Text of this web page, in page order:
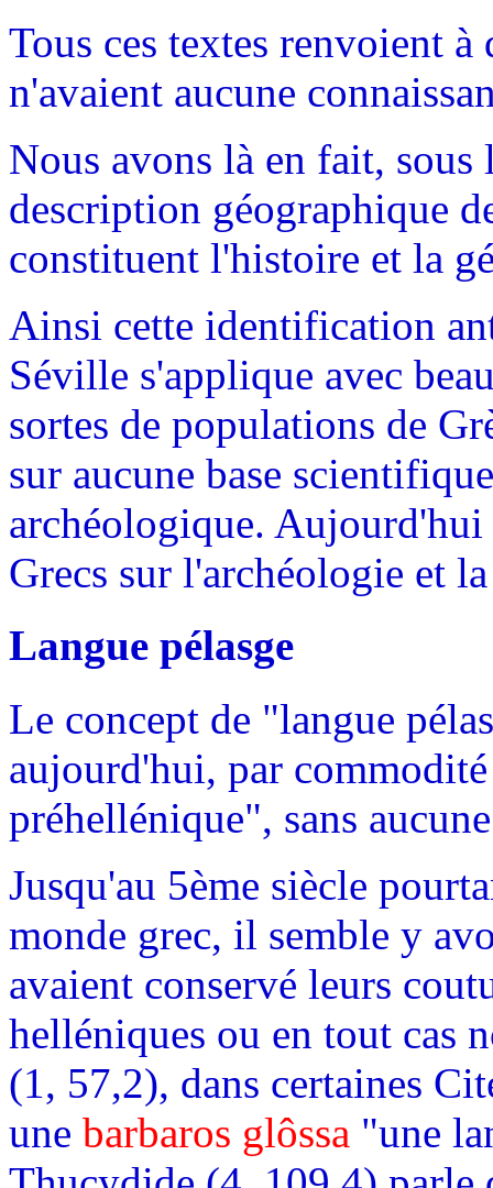
Tous ces textes renvoient à
n'avaient aucune
Nous avons là en fait, sous
description géographique
constituent l'histoire et la
Ainsi cette identification
Séville s'applique avec
sortes de populations de
sur aucune base
archéologique. Aujourd'hui
Grecs sur l'archéologie et
Langue pélasge
Le concept de "langue
aujourd'hui, par
préhellénique", sans
Jusqu'au 5ème siècle
monde grec, il semble y
avaient conservé leurs
helléniques ou en tout cas
(1, 57,2), dans certaines
une barbaros glôssa "une